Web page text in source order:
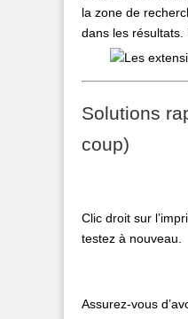
la zone de
dans les
Solutions
coup)
Clic droit sur
testez à nouveau.
Assurez-vous